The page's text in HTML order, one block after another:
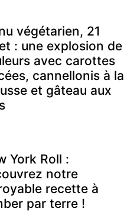
végétarien, 21
: une explosion de
avec carottes
cannellonis à la
et gâteau aux
York Roll :
notre
recette à
par terre !